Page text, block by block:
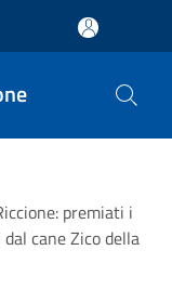
premiati i
cane Zico della